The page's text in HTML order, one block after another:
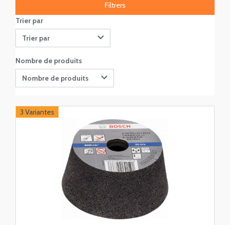
Filtrers
Trier par
Trier par
Nombre de produits
Nombre de produits
3 Variantes